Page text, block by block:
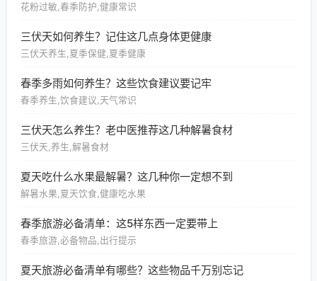
花粉过敏,春季防护,健康常识
三伏天如何养生？记住这几点身体更健康
三伏天养生,夏季保健,夏季健康
春季多雨如何养生？这些饮食建议要记牢
春季养生,饮食建议,天气常识
三伏天怎么养生？老中医推荐这几种解暑食材
三伏天,养生,解暑食材
夏天吃什么水果最解暑？这几种你一定想不到
解暑水果,夏天饮食,健康吃水果
春季旅游必备清单：这5样东西一定要带上
春季旅游,必备物品,出行提示
夏天旅游必备清单有哪些？这些物品千万别忘记